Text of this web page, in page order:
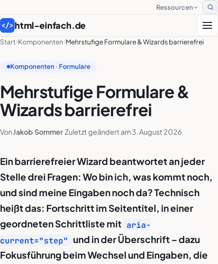
Ressourcen
</> html-einfach.de
Start Komponenten Mehrstufige Formulare & Wizards barrierefrei
Komponenten · Formulare
Mehrstufige Formulare &
Wizards barrierefrei
VonJakob Sommer Zuletzt geändert am 3. August 2026
Ein barrierefreier Wizard beantwortet an jeder
Stelle drei Fragen: Wo bin ich, was kommt noch,
und sind meine Eingaben noch da? Technisch
heißt das: Fortschritt im Seitentitel, in einer
geordneten Schrittliste mit aria-
current="step" und in der Überschrift – dazu
Fokusführung beim Wechsel und Eingaben, die